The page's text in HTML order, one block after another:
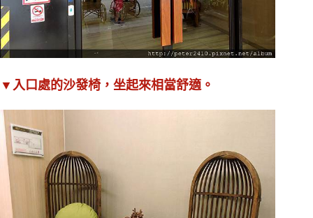
▼入口處的沙發椅，坐起來相當舒適。